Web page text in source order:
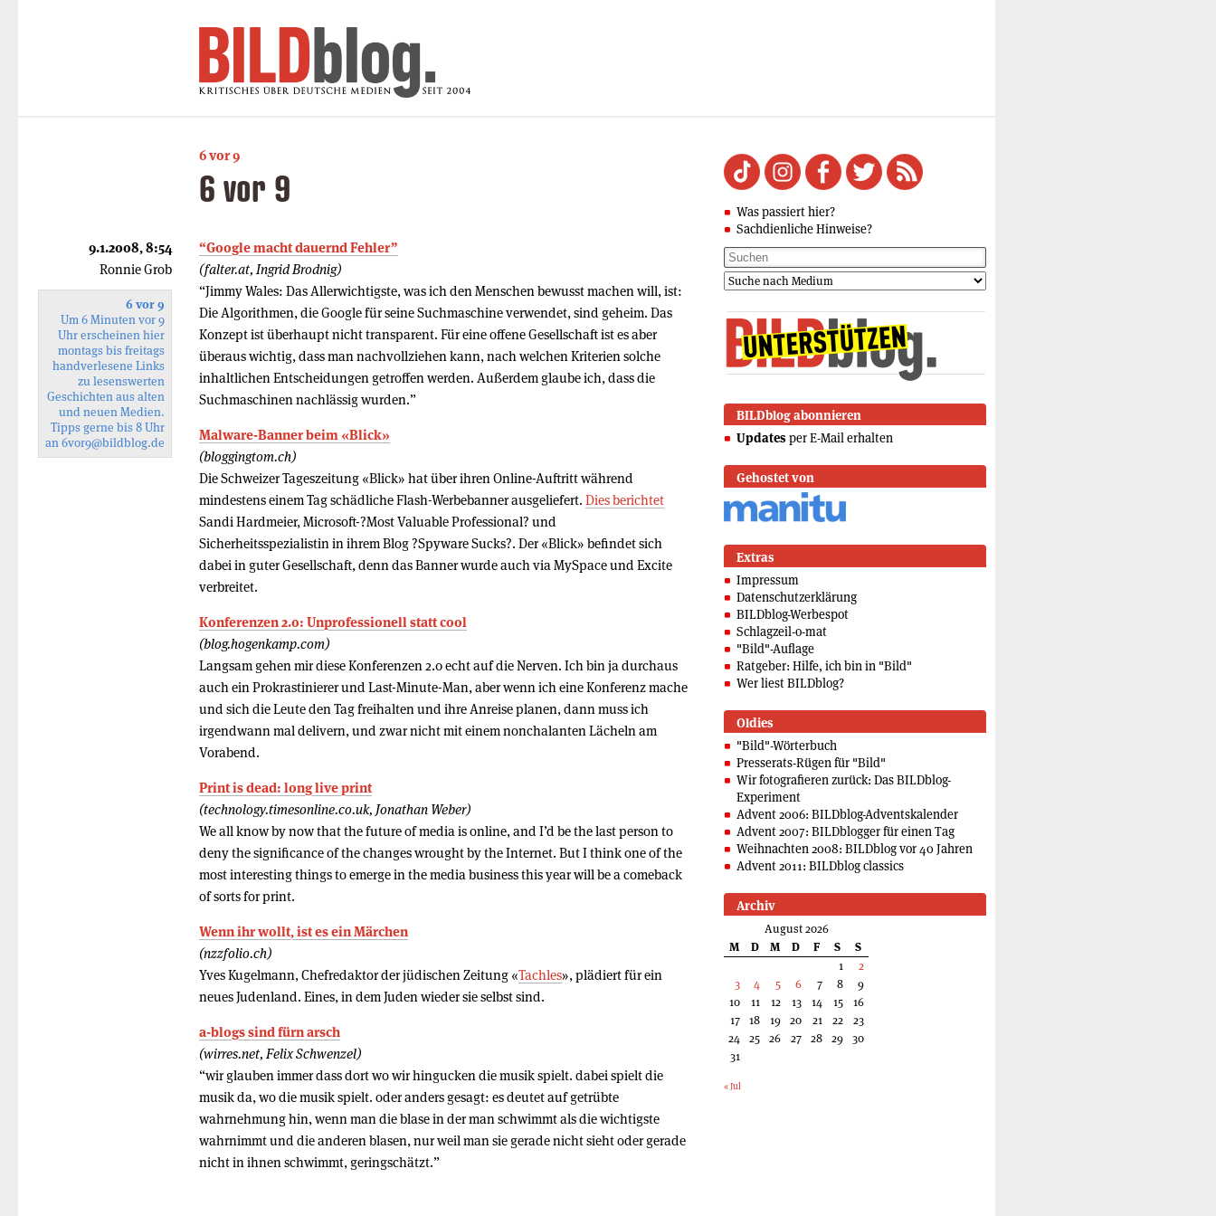
6 vor 9
6 vor 9
“Google macht dauernd Fehler”
(falter.at, Ingrid Brodnig)
“Jimmy Wales: Das Allerwichtigste, was ich den Menschen bewusst machen will, ist:
Die Algorithmen, die Google für seine Suchmaschine verwendet, sind geheim. Das
Konzept ist überhaupt nicht transparent. Für eine offene Gesellschaft ist es aber
überaus wichtig, dass man nachvollziehen kann, nach welchen Kriterien solche
inhaltlichen Entscheidungen getroffen werden. Außerdem glaube ich, dass die
Suchmaschinen nachlässig wurden.”
Malware-Banner beim «Blick»
(bloggingtom.ch)
Die Schweizer Tageszeitung «Blick» hat über ihren Online-Auftritt während
mindestens einem Tag schädliche Flash-Werbebanner ausgeliefert. Dies berichtet
Sandi Hardmeier, Microsoft-?Most Valuable Professional? und
Sicherheitsspezialistin in ihrem Blog ?Spyware Sucks?. Der «Blick» befindet sich
dabei in guter Gesellschaft, denn das Banner wurde auch via MySpace und Excite
verbreitet.
Konferenzen 2.0: Unprofessionell statt cool
(blog.hogenkamp.com)
Langsam gehen mir diese Konferenzen 2.0 echt auf die Nerven. Ich bin ja durchaus
auch ein Prokrastinierer und Last-Minute-Man, aber wenn ich eine Konferenz mache
und sich die Leute den Tag freihalten und ihre Anreise planen, dann muss ich
irgendwann mal delivern, und zwar nicht mit einem nonchalanten Lächeln am
Vorabend.
Print is dead: long live print
(technology.timesonline.co.uk, Jonathan Weber)
We all know by now that the future of media is online, and I’d be the last person to
deny the significance of the changes wrought by the Internet. But I think one of the
most interesting things to emerge in the media business this year will be a comeback
of sorts for print.
Wenn ihr wollt, ist es ein Märchen
(nzzfolio.ch)
Yves Kugelmann, Chefredaktor der jüdischen Zeitung «Tachles», plädiert für ein
neues Judenland. Eines, in dem Juden wieder sie selbst sind.
a-blogs sind fürn arsch
(wirres.net, Felix Schwenzel)
“wir glauben immer dass dort wo wir hingucken die musik spielt. dabei spielt die
musik da, wo die musik spielt. oder anders gesagt: es deutet auf getrübte
wahrnehmung hin, wenn man die blase in der man schwimmt als die wichtigste
wahrnimmt und die anderen blasen, nur weil man sie gerade nicht sieht oder gerade
nicht in ihnen schwimmt, geringschätzt.”
9.1.2008, 8:54
Ronnie Grob
6 vor 9
Um 6 Minuten vor 9
Uhr erscheinen hier
montags bis freitags
handverlesene Links
zu lesenswerten
Geschichten aus alten
und neuen Medien.
Tipps gerne bis 8 Uhr
an6vor9@bildblog.de
Was passiert hier?
Sachdienliche Hinweise?
BILDblog abonnieren
Updates per E-Mail erhalten
Gehostet von
Extras
Impressum
Datenschutzerklärung
BILDblog-Werbespot
Schlagzeil-o-mat
"Bild"-Auflage
Ratgeber: Hilfe, ich bin in "Bild"
Wer liest BILDblog?
Oldies
"Bild"-Wörterbuch
Presserats-Rügen für "Bild"
Wir fotografieren zurück: Das BILDblog-
Experiment
Advent 2006: BILDblog-Adventskalender
Advent 2007: BILDblogger für einen Tag
Weihnachten 2008: BILDblog vor 40 Jahren
Advent 2011: BILDblog classics
Archiv
August 2026
M
D M D F S
S
1
2
3
4 5 6 7 8
9
10
11 12 13 14 15
16
17 18 19 20 21 22
23
24 25 26 27 28 29 30
31
« Jul